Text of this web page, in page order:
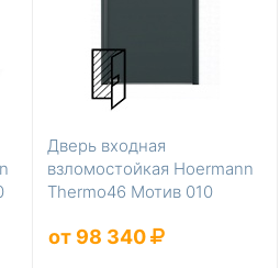
Дверь входная
взломостойкая Hoermann
Thermo46 Мотив 010
от 98 340